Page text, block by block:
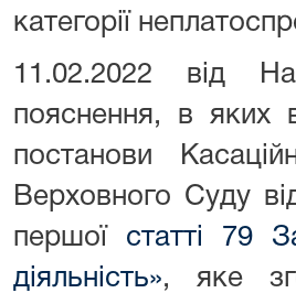
категорії
11.02.2022 від
пояснення, в яких
постанови
Верховного Суду
першої статті 79
діяльність», яке